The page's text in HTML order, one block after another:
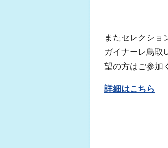
またセレクショ
ガイナーレ鳥取
望の方はご参加
詳細はこちら